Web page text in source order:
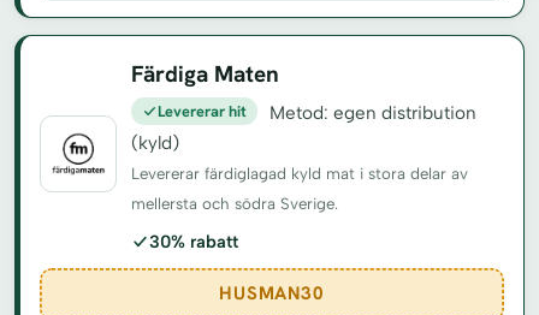
Färdiga Maten
Levererar hit
Metod: egen distribution
(kyld)
Levererar färdiglagad kyld mat i stora delar av
mellersta och södra Sverige.
30% rabatt
HUSMAN30